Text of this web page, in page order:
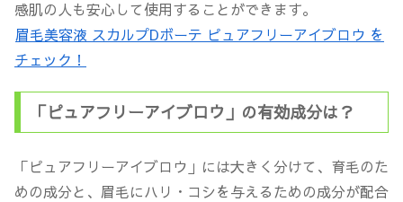
感肌の人も安心して使用することができます。
眉毛美容液 スカルプDボーテ ピュアフリーアイブロウ を
チェック！
「ピュアフリーアイブロウ」の有効成分は？
「ピュアフリーアイブロウ」には大きく分けて、育毛のた
めの成分と、眉毛にハリ・コシを与えるための成分が配合